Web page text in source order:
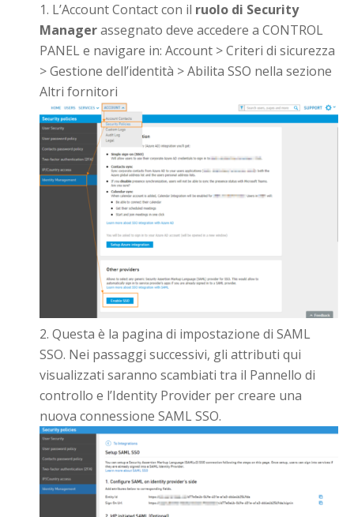
L’Account Contact con il ruolo di Security
Managerassegnato deve accedere a CONTROL
PANEL e navigare in: Account > Criteri di sicurezza
> Gestione dell’identità > Abilita SSO nella sezione
Altri fornitori
Questa è la pagina di impostazione di SAML
SSO. Nei passaggi successivi, gli attributi qui
visualizzati saranno scambiati tra il Pannello di
controllo e l’Identity Provider per creare una
nuova connessione SAML SSO.